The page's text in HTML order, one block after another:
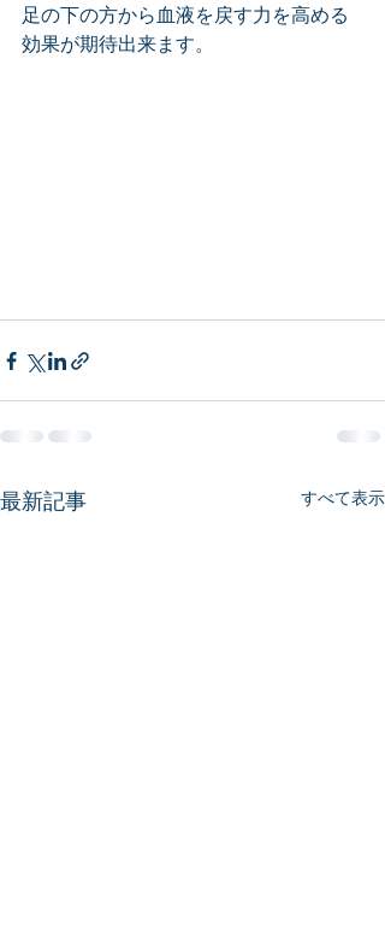
足の下の方から血液を戻す力を高める
効果が期待出来ます。
最新記事 すべて表示